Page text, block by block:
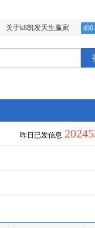
关于k8凯发天生赢家
昨日已发信息